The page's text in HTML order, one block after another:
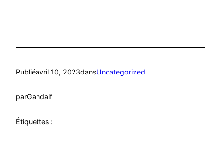
Publiéavril 10, 2023dansUncategorized
parGandalf
Étiquettes :